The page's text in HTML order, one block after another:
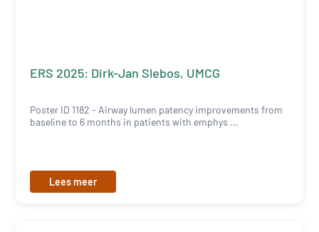
ERS 2025: Dirk-Jan Slebos, UMCG
Poster ID 1182 - Airway lumen patency improvements from
baseline to 6 months in patients with emphys ...
Lees meer